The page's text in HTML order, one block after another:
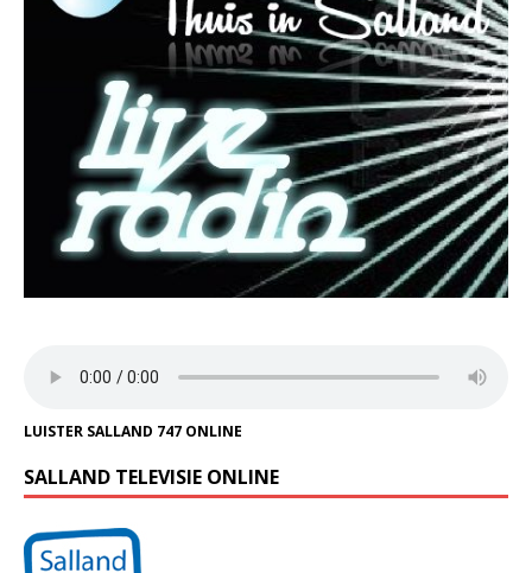
LUISTER SALLAND 747 ONLINE
SALLAND TELEVISIE ONLINE